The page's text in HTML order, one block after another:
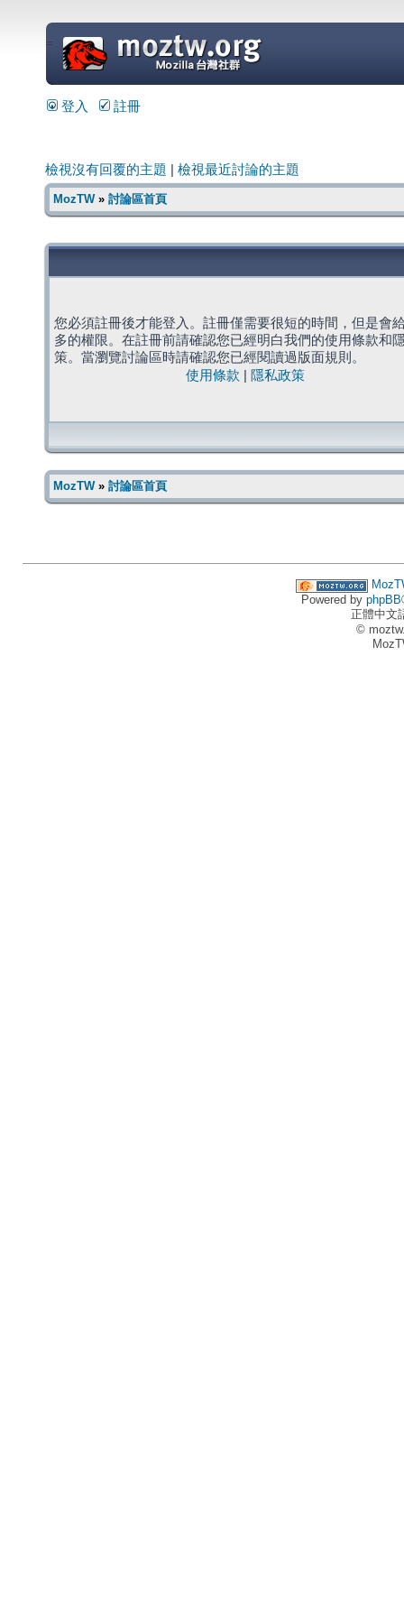
=
登入 註冊
檢視沒有回覆的主題 檢視最近討論的主題
MozTW» 討論區首頁
您必須註冊後才能登入。註冊僅需要很短的時間，但是會
多的權限。在註冊前請確認您已經明白我們的使用條款和
策。當瀏覽討論區時請確認您已經閱讀過版面規則。
使用條款
隱私政策
MozTW» 討論區首頁
Powered by phpBB
正體中文
©